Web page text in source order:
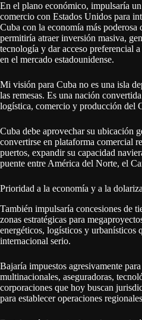
En el plano económico, impulsaría
comercio con Estados Unidos para
Cuba con la economía más poderosa
permitiría atraer inversión masiva,
tecnología y dar acceso preferencial
en el mercado estadounidense.
Mi visión para Cuba no es una isla
las remesas. Es una nación
logística, comercio y producción del
Cuba debe aprovechar su ubicación
convertirse en plataforma comercial
puertos, expandir su capacidad
puente entre América del Norte, el
Prioridad a la economía y a la
También impulsaría concesiones de
zonas estratégicas para
energéticos, logísticos y urbanísticos
internacional serio.
Bajaría impuestos agresivamente
multinacionales, aseguradoras,
corporaciones que hoy buscan
para establecer operaciones